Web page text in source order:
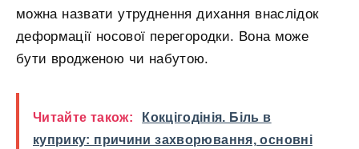
можна назвати утруднення дихання внаслідок
деформації носової перегородки. Вона може
бути вродженою чи набутою.
Читайте також:
Кокцігодінія. Біль в
куприку: причини захворювання, основні